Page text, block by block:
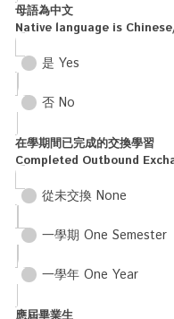
母語為中文
Native language is
是 Yes
否 No
在學期間已完成的交換學習
Completed Outbound
從未交換 None
一學期 One Semester
一學年 One Year
應屆畢業生